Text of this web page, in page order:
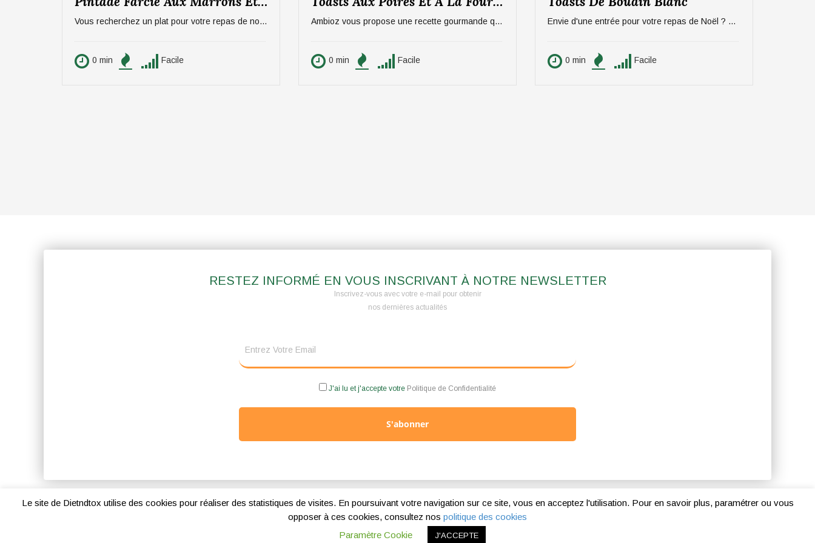
Vous recherchez un plat pour votre repas de noël ? On vous propose un plat qui épatera vos invités, digne d'un repas de fête ! La pintade farcie aux marrons et pommes, sauce aux morilles. Pour 6 personnes.
0 min Facile
Ambioz vous propose une recette gourmande qui ravira vos papilles, notamment celles des amateurs de fromage. Une entrée sucré/salée à base de poires et de Fourme d'Ambert. Idéal pour 6 personnes.
0 min Facile
Envie d'une entrée pour votre repas de Noël ? On vous propose une recette sucré/salée rapide et efficace à base de pommes et boudin. Pour 6 personnes.
0 min Facile
RESTEZ INFORMÉ EN VOUS INSCRIVANT À NOTRE NEWSLETTER
Inscrivez-vous avec votre e-mail pour obtenir
nos dernières actualités
J'ai lu et j'accepte votre Politique de Confidentialité
S'abonner
Mentions légales Politique de confidentialité Politique des cookies
Copyright © 2026 | Blog Ambioz
Le site de Dietndtox utilise des cookies pour réaliser des statistiques de visites. En poursuivant votre navigation sur ce site, vous en acceptez l'utilisation. Pour en savoir plus, paramétrer ou vous
opposer à ces cookies, consultez nos politique des cookies
Paramètre Cookie
J'ACCEPTE